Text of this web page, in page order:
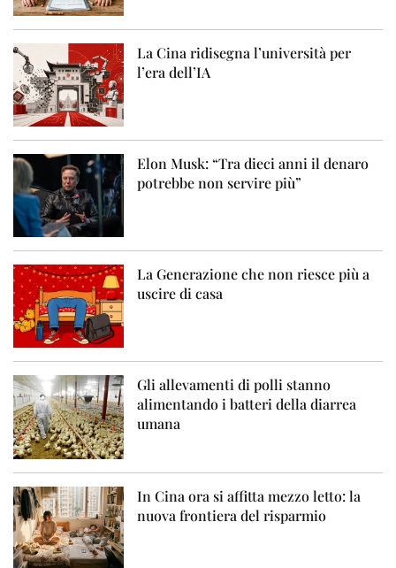
La Cina ridisegna l’università per
l’era dell’IA
Elon Musk: “Tra dieci anni il denaro
potrebbe non servire più”
La Generazione che non riesce più a
uscire di casa
Gli allevamenti di polli stanno
alimentando i batteri della diarrea
umana
In Cina ora si affitta mezzo letto: la
nuova frontiera del risparmio